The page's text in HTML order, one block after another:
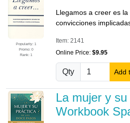
Popularity: 1
Promo: 0
Rank: 1
Llegamos a creer es
convicciones
Item: 2141
Online Price: $9.95
Qty Add
La mujer y
Workbook